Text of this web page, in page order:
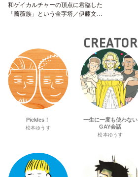
和ゲイカルチャーの頂点に君臨した
「薔薇族」という金字塔／伊藤文學
CREATOR
Pickles！
松本ゆうす
一生に一度も使わない
GAY会話
松本ゆうす